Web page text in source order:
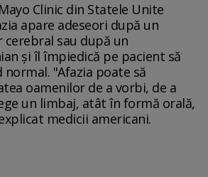
Clinic din Statele Unite
apare adeseori după un
cerebral sau după un
şi îl împiedică pe pacient să
"Afazia poate să
oamenilor de a vorbi, de a
un limbaj, atât în formă orală,
medicii americani.